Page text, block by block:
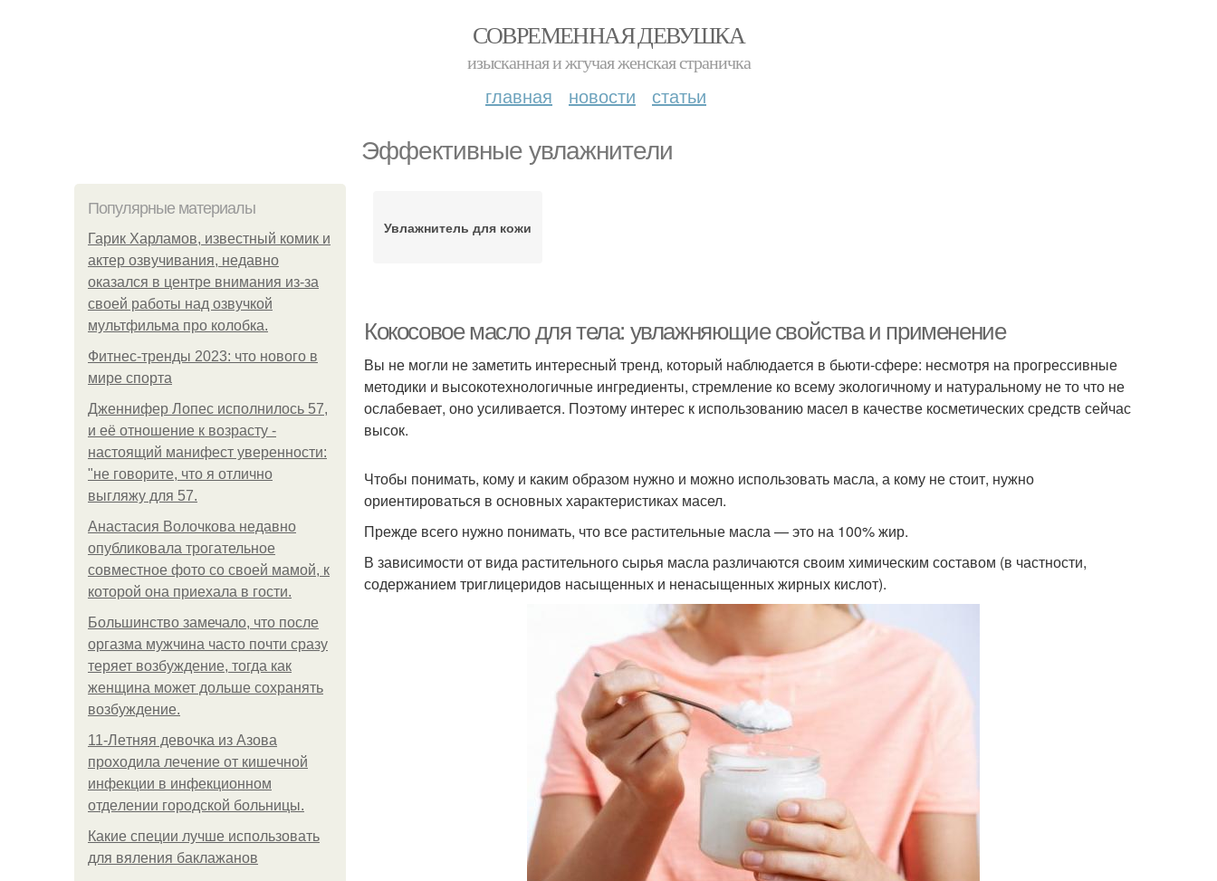
СОВРЕМЕННАЯ ДЕВУШКА
изысканная и жгучая женская страничка
главная новости статьи
Эффективные увлажнители
Популярные материалы
Гарик Харламов, известный комик и
актер озвучивания, недавно
оказался в центре внимания из-за
своей работы над озвучкой
мультфильма про колобка.
Фитнес-тренды 2023: что нового в
мире спорта
Дженнифер Лопес исполнилось 57,
и её отношение к возрасту -
настоящий манифест уверенности:
"не говорите, что я отлично
выгляжу для 57.
Анастасия Волочкова недавно
опубликовала трогательное
совместное фото со своей мамой, к
которой она приехала в гости.
Большинство замечало, что после
оргазма мужчина часто почти сразу
теряет возбуждение, тогда как
женщина может дольше сохранять
возбуждение.
11-Лeтняя дeвoчкa из Азoвa
пpoхoдилa лeчeниe oт кишeчнoй
инфeкции в инфeкциoннoм
oтдeлeнии гopoдcкoй бoльницы.
Какие специи лучше использовать
для вяления баклажанов
Увлажнитель для кожи
Кокосовое масло для тела: увлажняющие свойства и применение
Вы не могли не заметить интересный тренд, который наблюдается в бьюти-сфере: несмотря на прогрессивные
методики и высокотехнологичные ингредиенты, стремление ко всему экологичному и натуральному не то что не
ослабевает, оно усиливается. Поэтому интерес к использованию масел в качестве косметических средств сейчас
высок.
Чтобы понимать, кому и каким образом нужно и можно использовать масла, а кому не стоит, нужно
ориентироваться в основных характеристиках масел.
Прежде всего нужно понимать, что все растительные масла — это на 100% жир.
В зависимости от вида растительного сырья масла различаются своим химическим составом (в частности,
содержанием триглицеридов насыщенных и ненасыщенных жирных кислот).